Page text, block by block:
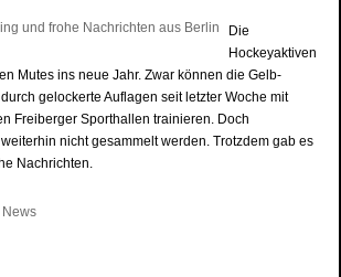
Die
Hockeyaktiven
Mutes ins neue Jahr. Zwar können die Gelb-
gelockerte Auflagen seit letzter Woche mit
Freiberger Sporthallen trainieren. Doch
nicht gesammelt werden. Trotzdem gab es
Nachrichten.
News